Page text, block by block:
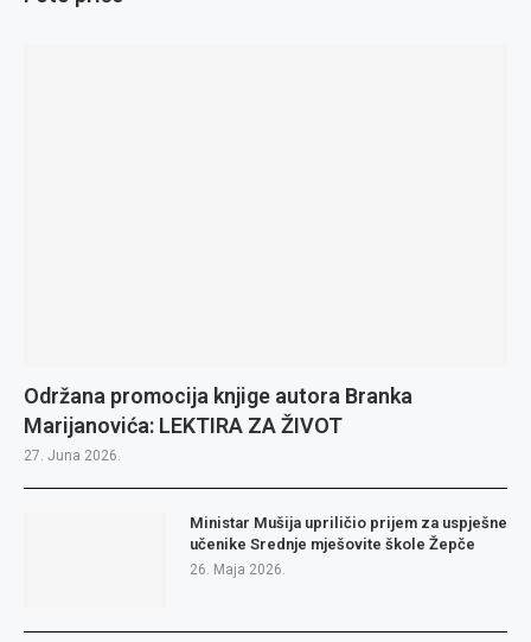
Održana promocija knjige autora Branka
Marijanovića: LEKTIRA ZA ŽIVOT
27. Juna 2026.
Ministar Mušija upriličio prijem za uspješne
učenike Srednje mješovite škole Žepče
26. Maja 2026.